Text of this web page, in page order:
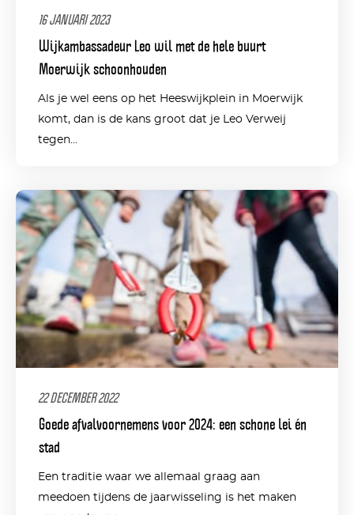
16 JANUARI 2023
Wijkambassadeur Leo wil met de hele buurt
Moerwijk schoonhouden
Als je wel eens op het Heeswijkplein in Moerwijk
komt, dan is de kans groot dat je Leo Verweij
tegen...
22 DECEMBER 2022
Goede afvalvoornemens voor 2024: een schone lei én
stad
Een traditie waar we allemaal graag aan
meedoen tijdens de jaarwisseling is het maken